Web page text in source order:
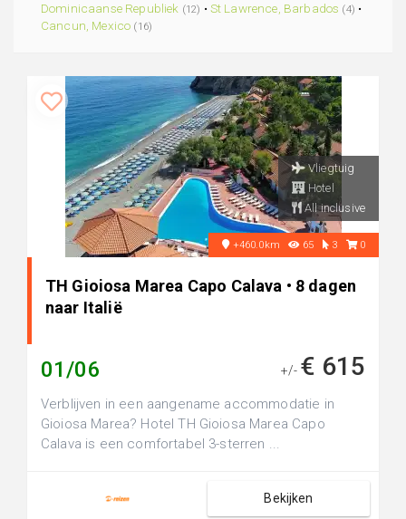
Dominicaanse Republiek (12) • St Lawrence, Barbados (4) •
Cancun, Mexico (16)
Vliegtuig
Hotel
All inclusive
+460.0km 65 3 0
TH Gioiosa Marea Capo Calava • 8 dagen
naar Italië
01/06 +/- € 615
Verblijven in een aangename accommodatie in
Gioiosa Marea? Hotel TH Gioiosa Marea Capo
Calava is een comfortabel 3-sterren ...
Bekijken